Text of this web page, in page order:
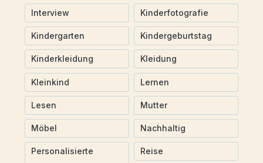
Interview Kinderfotografie
Kindergarten Kindergeburtstag
Kinderkleidung Kleidung
Kleinkind Lernen
Lesen Mutter
Möbel Nachhaltig
Personalisierte
Reise